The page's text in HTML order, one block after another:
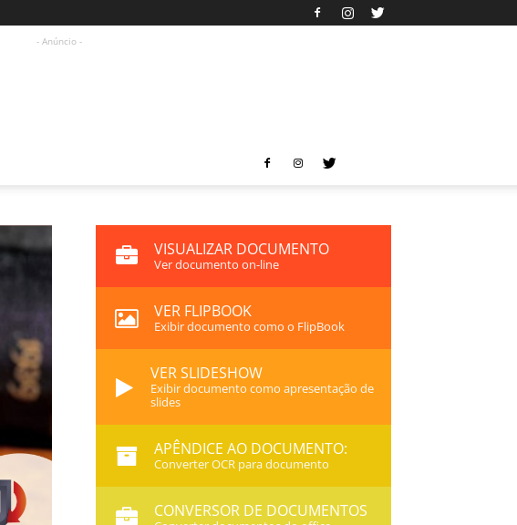
- Anúncio -
VISUALIZAR DOCUMENTO
Ver documento on-line
VER FLIPBOOK
Exibir documento como o FlipBook
VER SLIDESHOW
Exibir documento como apresentação de
slides
APÊNDICE AO DOCUMENTO:
Converter OCR para documento
CONVERSOR DE DOCUMENTOS